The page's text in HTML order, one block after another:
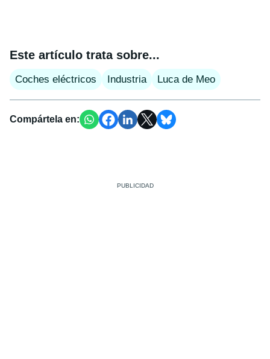
Este artículo trata sobre...
Coches eléctricos Industria Luca de Meo
Compártela en: